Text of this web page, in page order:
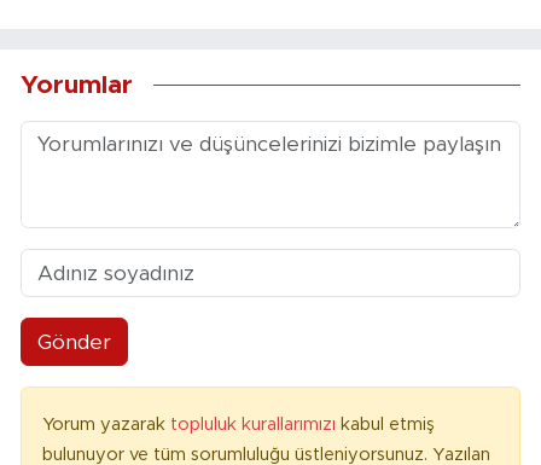
Yorumlar
Gönder
Yorum yazarak topluluk kurallarımızı kabul etmiş
bulunuyor ve tüm sorumluluğu üstleniyorsunuz. Yazılan